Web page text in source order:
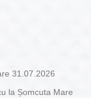
31.07.2026
la Șomcuta Mare